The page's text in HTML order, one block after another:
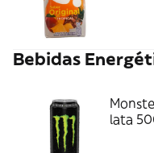
Bebidas
lata